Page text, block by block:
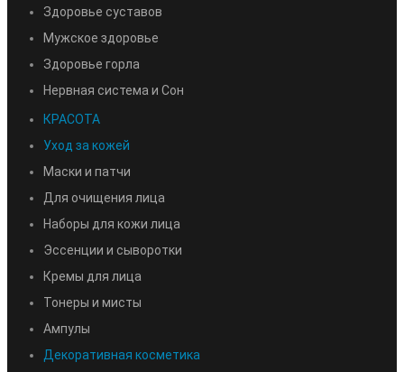
Здоровье суставов
Мужское здоровье
Здоровье горла
Нервная система и Сон
КРАСОТА
Уход за кожей
Маски и патчи
Для очищения лица
Наборы для кожи лица
Эссенции и сыворотки
Кремы для лица
Тонеры и мисты
Ампулы
Декоративная косметика